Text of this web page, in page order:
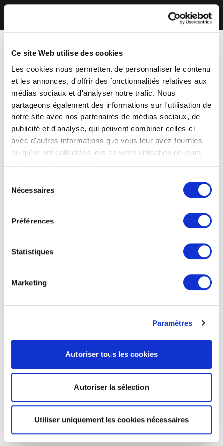
Ce site Web utilise des cookies
Les cookies nous permettent de personnaliser le contenu
et les annonces, d'offrir des fonctionnalités relatives aux
médias sociaux et d'analyser notre trafic. Nous
partageons également des informations sur l'utilisation de
notre site avec nos partenaires de médias sociaux, de
publicité et d'analyse, qui peuvent combiner celles-ci
avec d'autres informations que vous leur avez fournies
ou qu'ils ont collectées lors de votre utilisation de leurs
Nécessaires
Préférences
Statistiques
Marketing
Paramètres
Autoriser tous les cookies
Autoriser la sélection
Utiliser uniquement les cookies nécessaires